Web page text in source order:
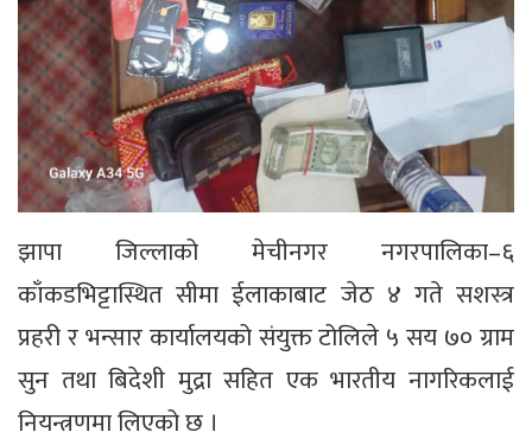
झापा जिल्लाको मेचीनगर नगरपालिका–६
काँकडभिट्टास्थित सीमा ईलाकाबाट जेठ ४ गते सशस्त्र
प्रहरी र भन्सार कार्यालयको संयुक्त टोलिले ५ सय ७० ग्राम
सुन तथा बिदेशी मुद्रा सहित एक भारतीय नागरिकलाई
नियन्त्रणमा लिएको छ ।